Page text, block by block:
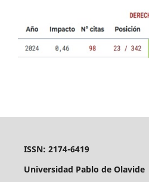
ISSN: 2174-6419
Universidad Pablo de Olavide